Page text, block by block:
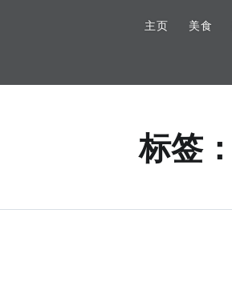
主页 美食
标签：